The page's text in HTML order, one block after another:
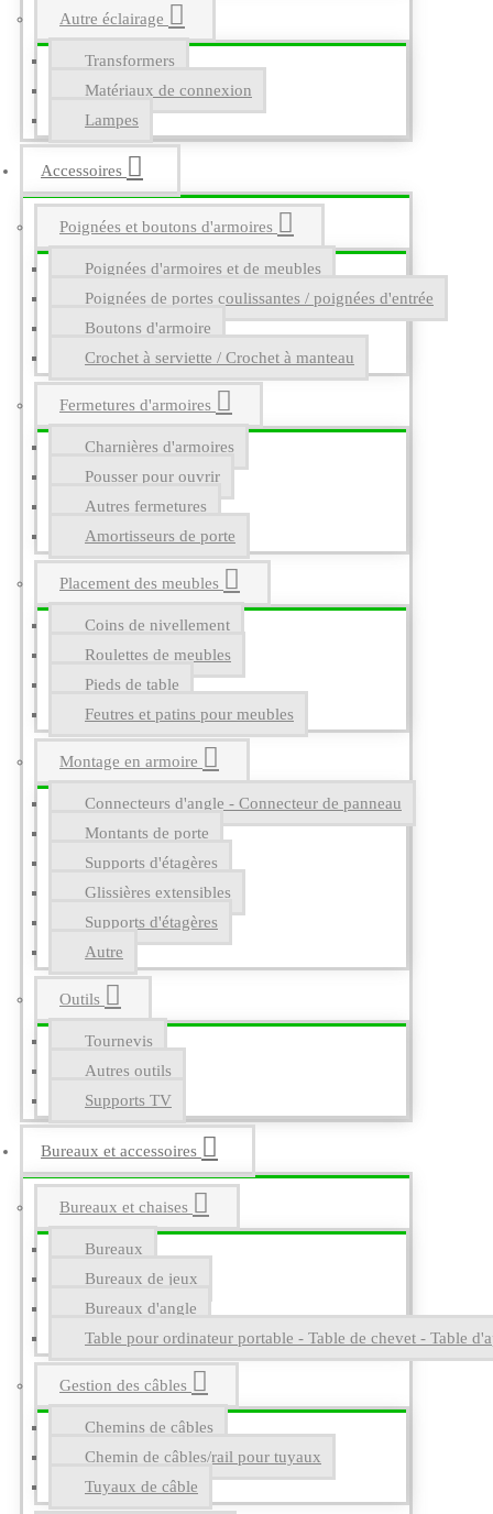
Autre éclairage
Transformers
Matériaux de connexion
Lampes
Accessoires
Poignées et boutons d'armoires
Poignées d'armoires et de meubles
Poignées de portes coulissantes / poignées d'entrée
Boutons d'armoire
Crochet à serviette / Crochet à manteau
Fermetures d'armoires
Charnières d'armoires
Pousser pour ouvrir
Autres fermetures
Amortisseurs de porte
Placement des meubles
Coins de nivellement
Roulettes de meubles
Pieds de table
Feutres et patins pour meubles
Montage en armoire
Connecteurs d'angle - Connecteur de panneau
Montants de porte
Supports d'étagères
Glissières extensibles
Supports d'étagères
Autre
Outils
Tournevis
Autres outils
Supports TV
Bureaux et accessoires
Bureaux et chaises
Bureaux
Bureaux de jeux
Bureaux d'angle
Table pour ordinateur portable - Table de chevet - Table
Gestion des câbles
Chemins de câbles
Chemin de câbles/rail pour tuyaux
Tuyaux de câble